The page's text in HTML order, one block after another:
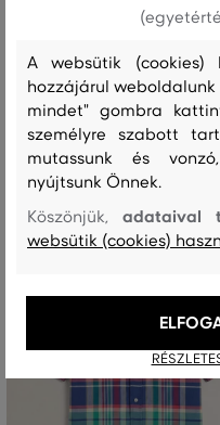
A websütik (cookies)
hozzájárul weboldalunk
mindet" gombra
személyre szabott
mutassunk és
nyújtsunk Önnek.
Köszönjük,adataival
websütik (cookies)